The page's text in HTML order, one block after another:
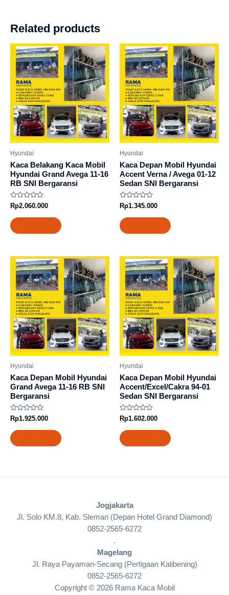
Related products
Hyundai
Kaca Belakang Kaca Mobil
Hyundai Grand Avega 11-16
RB SNI Bergaransi
Rated
0
out
of
5
Rp2.060.000
Hyundai
Kaca Depan Mobil Hyundai
Accent Verna / Avega 01-12
Sedan SNI Bergaransi
Rated
0
out
of
5
Rp1.345.000
Hyundai
Kaca Depan Mobil Hyundai
Grand Avega 11-16 RB SNI
Bergaransi
Rated
0
out
of
5
Rp1.925.000
Hyundai
Kaca Depan Mobil Hyundai
Accent/Excel/Cakra 94-01
Sedan SNI Bergaransi
Rated
0
out
of
5
Rp1.602.000
Jogjakarta
Jl. Solo KM.8, Kab. Sleman (Depan Hotel Grand Diamond)
0852-2565-6272
.
Magelang
Jl. Raya Payaman-Secang (Pertigaan Kalibening)
0852-2565-6272
Copyright © 2026 Rama Kaca Mobil